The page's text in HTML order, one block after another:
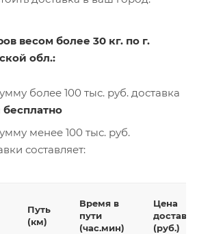
весом более 30 кг. по г.
обл.:
более 100 тыс. руб. доставка
бесплатно
менее 100 тыс. руб.
составляет:
Путь
(км)
Время в
пути
(час.мин)
Цена
(руб.)